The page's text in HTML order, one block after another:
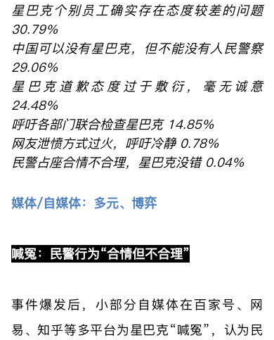
星巴克个别员工确实存在态度较差的问题
30.79%
中国可以没有星巴克，但不能没有人民警察
29.06%
星巴克道歉态度过于敷衍，毫无诚意
24.48%
呼吁各部门联合检查星巴克 14.85%
网友泄愤方式过火，呼吁冷静 0.78%
民警占座合情不合理，星巴克没错 0.04%
媒体/自媒体：多元、博弈
喊冤：民警行为“合情但不合理”
事件爆发后，小部分自媒体在百家号、网
易、知乎等多平台为星巴克“喊冤”，认为民